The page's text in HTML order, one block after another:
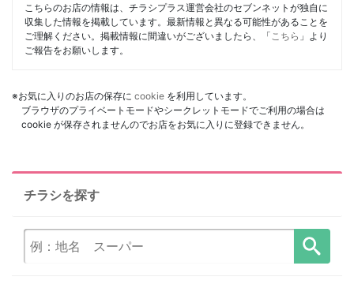
こちらのお店の情報は、チラシプラス運営会社のセブンネットが独自に
収集した情報を掲載しています。最新情報と異なる可能性があることを
ご理解ください。掲載情報に間違いがございましたら、「 こちら 」より
ご報告をお願いします。
※お気に入りのお店の保存に cookie を利用しています。
ブラウザのプライベートモードやシークレットモードでご利用の場合は
cookie が保存されませんのでお店をお気に入りに登録できません。
チラシを探す